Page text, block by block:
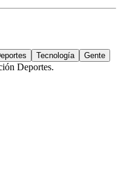
Tecnología Gente
Deportes.